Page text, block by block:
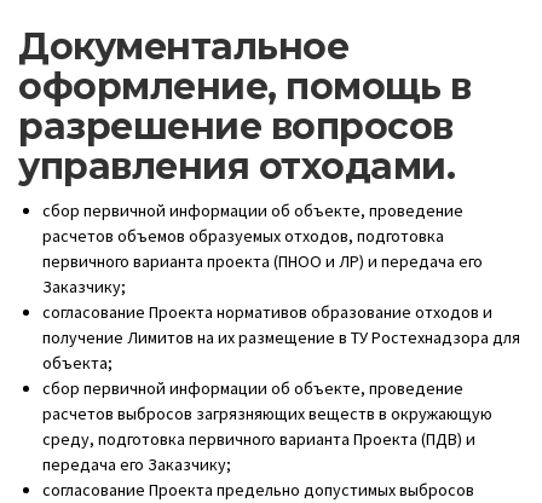
Документальное
оформление, помощь в
разрешение вопросов
управления отходами.
сбор первичной информации об объекте, проведение
расчетов объемов образуемых отходов, подготовка
первичного варианта проекта (ПНОО и ЛР) и передача его
Заказчику;
согласование Проекта нормативов образование отходов и
получение Лимитов на их размещение в ТУ Ростехнадзора для
объекта;
сбор первичной информации об объекте, проведение
расчетов выбросов загрязняющих веществ в окружающую
среду, подготовка первичного варианта Проекта (ПДВ) и
передача его Заказчику;
согласование Проекта предельно допустимых выбросов